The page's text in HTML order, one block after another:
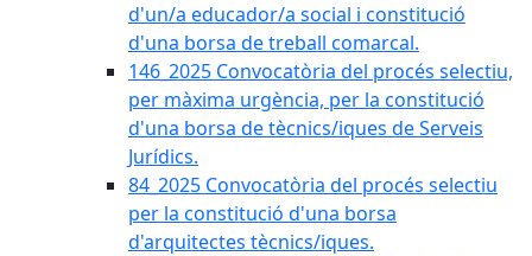
d'un/a educador/a social i constitució
d'una borsa de treball comarcal.
146_2025 Convocatòria del procés selectiu,
per màxima urgència, per la constitució
d'una borsa de tècnics/iques de Serveis
Jurídics.
84_2025 Convocatòria del procés selectiu
per la constitució d'una borsa
d'arquitectes tècnics/iques.